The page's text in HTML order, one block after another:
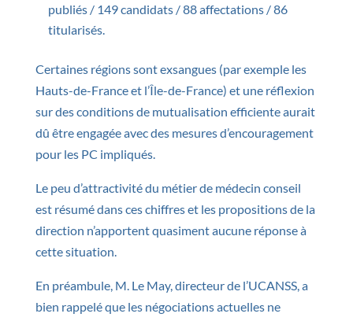
publiés / 149 candidats / 88 affectations / 86
titularisés.
Certaines régions sont exsangues (par exemple les
Hauts-de-France et l’Île-de-France) et une réflexion
sur des conditions de mutualisation efficiente aurait
dû être engagée avec des mesures d’encouragement
pour les PC impliqués.
Le peu d’attractivité du métier de médecin conseil
est résumé dans ces chiffres et les propositions de la
direction n’apportent quasiment aucune réponse à
cette situation.
En préambule, M. Le May, directeur de l’UCANSS, a
bien rappelé que les négociations actuelles ne